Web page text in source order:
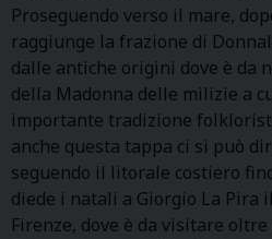
Proseguendo verso il mare,
raggiunge la frazione di
dalle antiche origini dove è da
della Madonna delle milizie a
importante tradizione
anche questa tappa ci si può
seguendo il litorale costiero
diede i natali a Giorgio La Pira
Firenze, dove è da visitare